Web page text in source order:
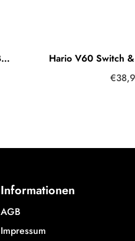
Hario Immersion Dripper Switch Base / Black
Informationen
AGB
Impressum